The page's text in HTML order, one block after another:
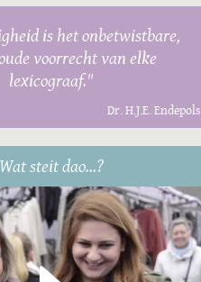
is het onbetwistbare,
voorrecht van elke
lexicograaf."
Dr. H.J.E. Endepols
Wat steit dao...?